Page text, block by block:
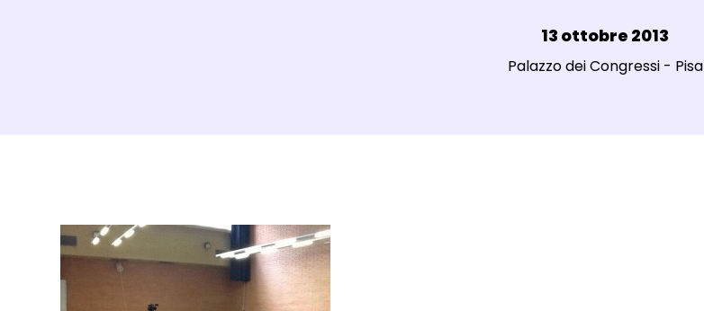
Data e ora:
13 ottobre 2013
Luogo:
Palazzo dei Congressi - Pisa
Dettagli evento